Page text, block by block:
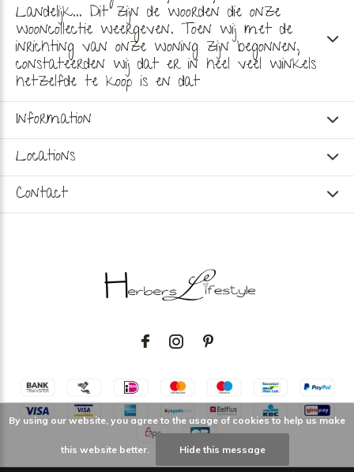
Landelijk... Dit zijn de woorden die onze
wooncollectie weergeven. Toen wij met de
inrichting van onze woning zijn begonnen,
constateerden wij dat er in heel veel winkels
hetzelfde te koop is en dat
Information
Locations
Contact
By using our website, you agree to the usage of cookies to help us make
this website better. Hide this message